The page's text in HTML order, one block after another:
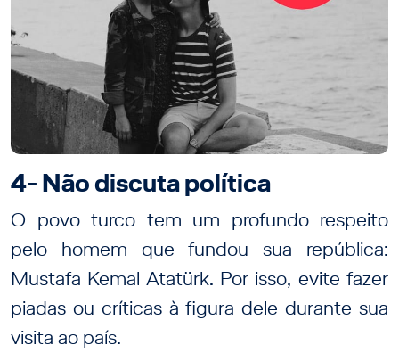
4- Não discuta política
O povo turco tem um profundo respeito
pelo homem que fundou sua república:
Mustafa Kemal Atatürk. Por isso, evite fazer
piadas ou críticas à figura dele durante sua
visita ao país.